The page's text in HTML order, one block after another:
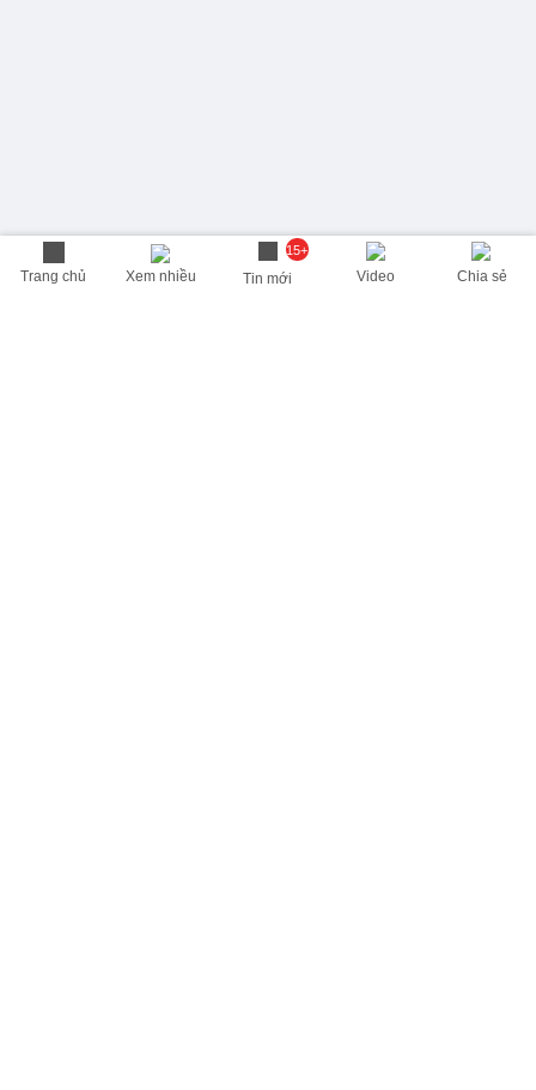
Trang chủ Xem nhiều
15+
Tin mới Video Chia sẻ